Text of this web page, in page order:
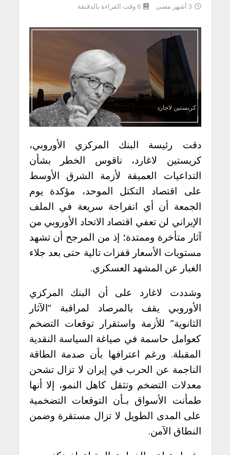
3 أشهر مضى 6 وقت القراءة بالدقيقة
كريستين لاجارد
دقت رئيسة البنك المركزي الأوروبي،
كريستين لاغارد، ناقوس الخطر بشأن
التداعيات العميقة لأزمة الشرق الأوسط
على اقتصاد التكتل الموحد، مؤكدة يوم
الجمعة أن أي انفراجة سريعة في الملف
الإيراني لن تعفي اقتصاد الاتحاد الأوروبي من
آثار متأخرة وممتدة؛ إذ من المرجح أن تشهد
مستويات الأسعار قفزات تالية حتى بعد جلاء
الغبار عن المشهد العسكري.
وشددت لاغارد على أن البنك المركزي
الأوروبي يقف بالمرصاد لمراقبة “الآثار
الثانوية” للأزمة واستقرار توقعات التضخم
كعوامل حاسمة في صياغة السياسة النقدية
المقبلة. ورغم اعترافها بأن صدمة الطاقة
الناجمة عن الحرب في إيران لا تزال تشحن
معدلات التضخم وتثقل كاهل النمو، إلا أنها
طمأنت الأسواق بـأن التوقعات التضخمية
على المدى الطويل لا تزال مستقرة وضمن
النطاق الآمن.